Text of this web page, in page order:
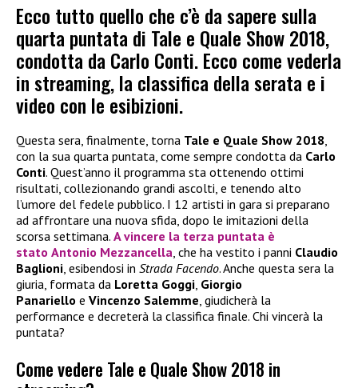
Ecco tutto quello che c’è da sapere sulla
quarta puntata di Tale e Quale Show 2018,
condotta da Carlo Conti. Ecco come vederla
in streaming, la classifica della serata e i
video con le esibizioni.
Questa sera, finalmente, torna Tale e Quale Show 2018,
con la sua quarta puntata, come sempre condotta da Carlo
Conti. Quest’anno il programma sta ottenendo ottimi
risultati, collezionando grandi ascolti, e tenendo alto
l’umore del fedele pubblico. I 12 artisti in gara si preparano
ad affrontare una nuova sfida, dopo le imitazioni della
scorsa settimana. A vincere la terza puntata è
stato Antonio Mezzancella, che ha vestito i panni Claudio
Baglioni, esibendosi in Strada Facendo. Anche questa sera la
giuria, formata da Loretta Goggi, Giorgio
Panariello e Vincenzo Salemme, giudicherà la
performance e decreterà la classifica finale. Chi vincerà la
puntata?
Come vedere Tale e Quale Show 2018 in